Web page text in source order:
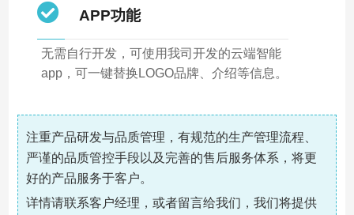
APP功能
无需自行开发，可使用我司开发的云端智能
app，可一键替换LOGO品牌、介绍等信息。
注重产品研发与品质管理，有规范的生产管理流程、
严谨的品质管控手段以及完善的售后服务体系，将更
好的产品服务于客户。
详情请联系客户经理，或者留言给我们，我们将提供